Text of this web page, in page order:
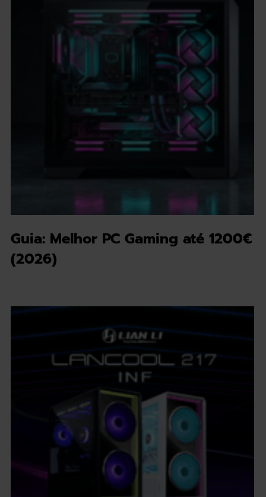
Guia: Melhor PC Gaming até 1200€
(2026)